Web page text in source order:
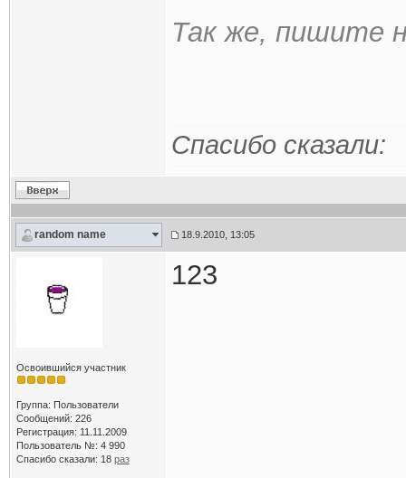
Так же, пишите
Спасибо сказали:
random name 18.9.2010, 13:05
Освоившийся участник
Группа: Пользователи
Сообщений: 226
Регистрация: 11.11.2009
Пользователь №: 4 990
Спасибо сказали: 18 раз
123